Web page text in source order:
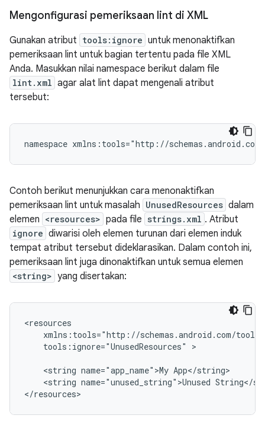
Mengonfigurasi pemeriksaan lint di XML
Gunakan atribut tools:ignore untuk menonaktifkan
pemeriksaan lint untuk bagian tertentu pada file XML
Anda. Masukkan nilai namespace berikut dalam file
lint.xml agar alat lint dapat mengenali atribut
tersebut:
namespace xmlns:tools="http://
Contoh berikut menunjukkan cara menonaktifkan
pemeriksaan lint untuk masalah UnusedResources dalam
elemen <resources> pada file strings.xml . Atribut
ignore diwarisi oleh elemen turunan dari elemen induk
tempat atribut tersebut dideklarasikan. Dalam contoh ini,
pemeriksaan lint juga dinonaktifkan untuk semua elemen
<string> yang disertakan:
tools:ignore="UnusedResources" >
<string name="app_name">My
<string name="unused_string">Unused String</
</resources>